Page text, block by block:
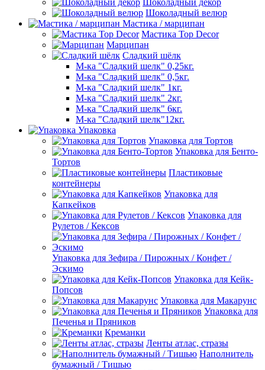
Шоколадный декор
Шоколадный велюр
Мастика / марципан
Мастика Top Decor
Марципан
Сладкий шёлк
М-ка "Сладкий шелк" 0,25кг.
М-ка "Сладкий шелк" 0,5кг.
М-ка "Сладкий шелк" 1кг.
М-ка "Сладкий шелк" 2кг.
М-ка "Сладкий шелк" 6кг.
М-ка "Сладкий шелк"12кг.
Упаковка
Упаковка для Тортов
Упаковка для Бенто-
Тортов
Пластиковые
контейнеры
Упаковка для
Капкейков
Упаковка для
Рулетов / Кексов
Упаковка для Зефира / Пирожных / Конфет /
Эскимо
Упаковка для Кейк-
Попсов
Упаковка для Макарунс
Упаковка для
Печенья и Пряников
Креманки
Ленты атлас, стразы
Наполнитель
бумажный / Тишью